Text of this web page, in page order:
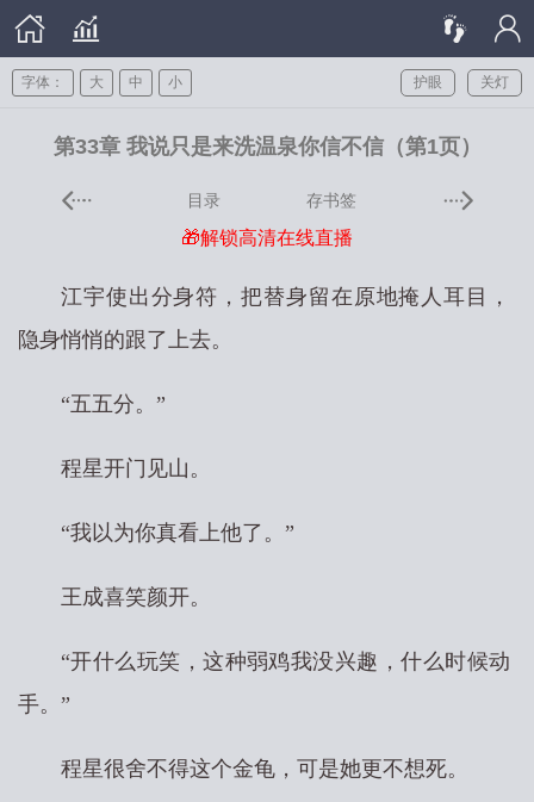
关灯
护眼
字体： 大 中 小
第33章 我说只是来洗温泉你信不信（第1页）
目录 存书签
🎁解锁高清在线直播
江宇使出分身符，把替身留在原地掩人耳目，
隐身悄悄的跟了上去。
“五五分。”
程星开门见山。
“我以为你真看上他了。”
王成喜笑颜开。
“开什么玩笑，这种弱鸡我没兴趣，什么时候动
手。”
程星很舍不得这个金龟，可是她更不想死。